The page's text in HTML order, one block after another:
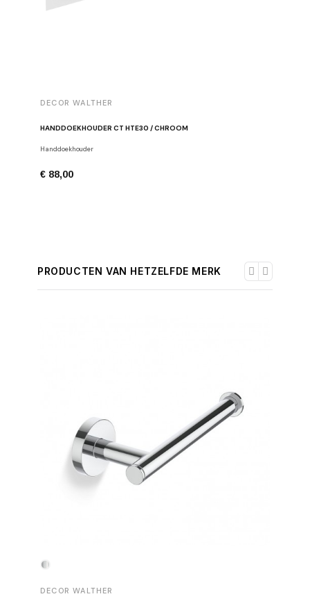
DECOR WALTHER
HANDDOEKHOUDER CT HTE30 / CHROOM
Handdoekhouder
€ 88,00
PRODUCTEN VAN HETZELFDE MERK
DECOR WALTHER